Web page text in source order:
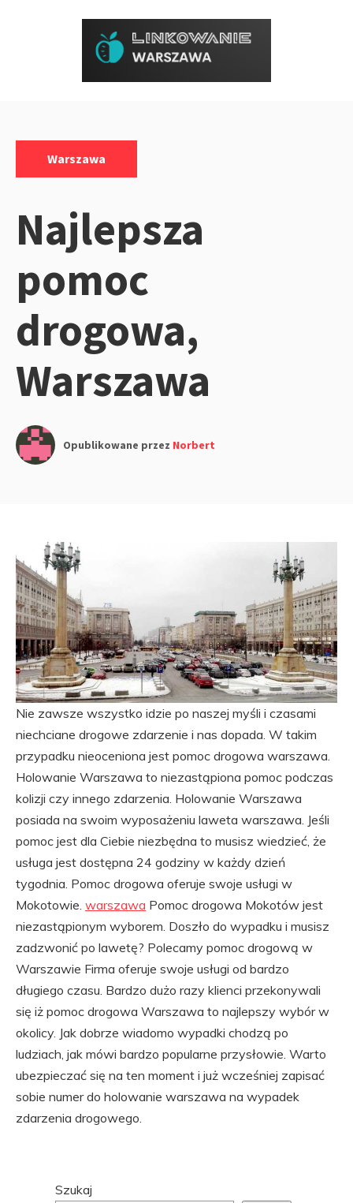
Warszawa
Najlepsza
pomoc
drogowa,
Warszawa
Opublikowane przez Norbert
Nie zawsze wszystko idzie po naszej myśli i czasami
niechciane drogowe zdarzenie i nas dopada. W takim
przypadku nieoceniona jest pomoc drogowa warszawa.
Holowanie Warszawa to niezastąpiona pomoc podczas
kolizji czy innego zdarzenia. Holowanie Warszawa
posiada na swoim wyposażeniu laweta warszawa. Jeśli
pomoc jest dla Ciebie niezbędna to musisz wiedzieć, że
usługa jest dostępna 24 godziny w każdy dzień
tygodnia. Pomoc drogowa oferuje swoje usługi w
Mokotowie. warszawa Pomoc drogowa Mokotów jest
niezastąpionym wyborem. Doszło do wypadku i musisz
zadzwonić po lawetę? Polecamy pomoc drogową w
Warszawie Firma oferuje swoje usługi od bardzo
długiego czasu. Bardzo dużo razy klienci przekonywali
się iż pomoc drogowa Warszawa to najlepszy wybór w
okolicy. Jak dobrze wiadomo wypadki chodzą po
ludziach, jak mówi bardzo popularne przysłowie. Warto
ubezpieczać się na ten moment i już wcześniej zapisać
sobie numer do holowanie warszawa na wypadek
zdarzenia drogowego.
PrzejdźSzukaj